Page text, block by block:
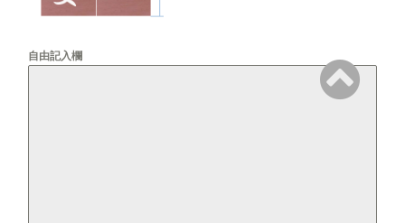
自由記入欄